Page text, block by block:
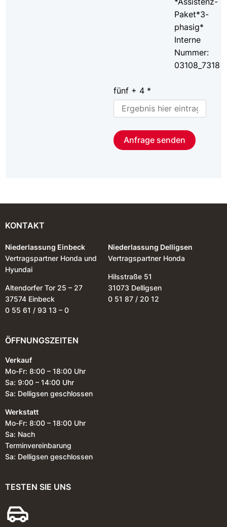
Paket*3-
phasig*
Interne
Nummer:
03108_7318
fünf + 4 *
Anfrage senden
KONTAKT
Niederlassung Einbeck
Vertragspartner Honda und
Hyundai
Altendorfer Tor 25 – 27
37574 Einbeck
0 55 61 / 93 13 – 0
Niederlassung Delligsen
Vertragspartner Honda
Hilsstraße 51
31073 Delligsen
0 51 87 / 20 12
ÖFFNUNGSZEITEN
Verkauf
Mo-Fr: 8:00 – 18:00 Uhr
Sa: 9:00 – 14:00 Uhr
Sa: Delligsen geschlossen
Werkstatt
Mo-Fr: 8:00 – 18:00 Uhr
Sa: Nach
Terminvereinbarung
Sa: Delligsen geschlossen
TESTEN SIE UNS